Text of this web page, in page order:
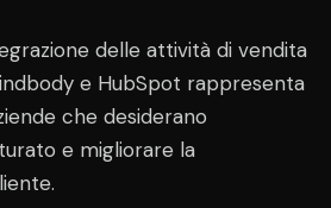
delle attività di vendita
e HubSpot rappresenta
che desiderano
e migliorare la